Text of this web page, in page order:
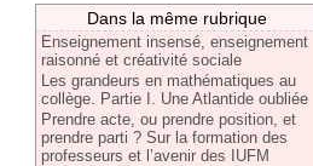
Dans la même rubrique
Enseignement insensé, enseignement
raisonné et créativité sociale
Les grandeurs en mathématiques au
collège. Partie I. Une Atlantide oubliée
Prendre acte, ou prendre position, et
prendre parti ? Sur la formation des
professeurs et l’avenir des IUFM